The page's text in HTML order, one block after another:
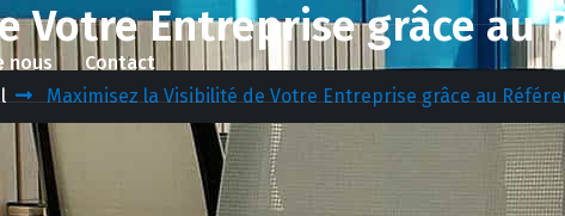
nous Contact
Votre Entreprise grâce au
Maximisez la Visibilité de Votre Entreprise grâce au